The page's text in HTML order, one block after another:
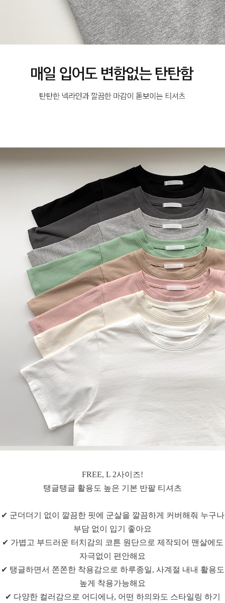
FREE, L 2사이즈!
탱글탱글 활용도 높은 기본 반팔 티셔츠
✔ 군더더기 없이 깔끔한 핏에 군살을 깔끔하게 커버해줘 누구나
부담 없이 입기 좋아요
✔ 가볍고 부드러운 터치감의 코튼 원단으로 제작되어 맨살에도
자극없이 편안해요
✔ 탱글하면서 쫀쫀한 착용감으로 하루종일, 사계절 내내 활용도
높게 착용가능해요
✔ 다양한 컬러감으로 어디에나, 어떤 하의와도 스타일링 하기